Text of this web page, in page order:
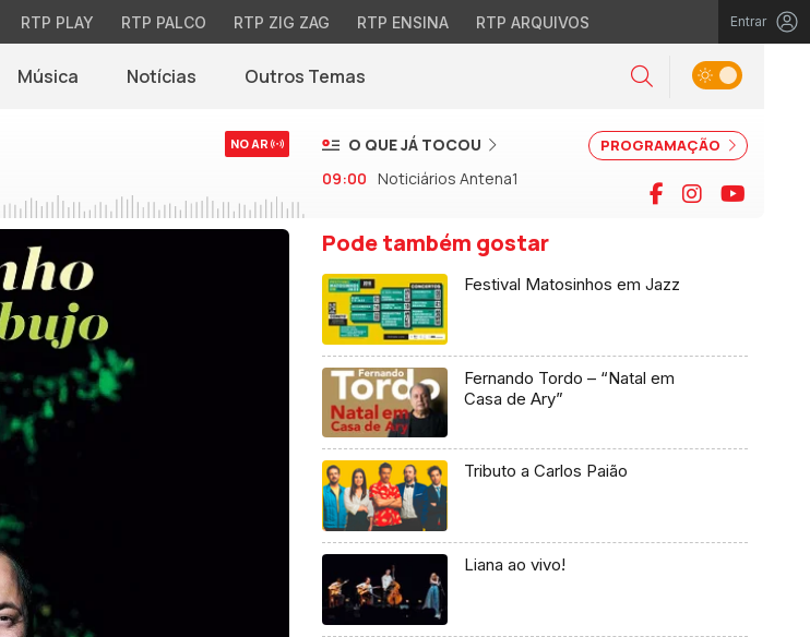
RTP PLAY RTP PALCO RTP ZIG ZAG RTP ENSINA RTP ARQUIVOS Entrar
Música Notícias(abre em nova janela)
Outros Temas Pesquisar
Alternar tema
NO AR PROGRAMAÇÃO
O QUE JÁ TOCOU
09:00 Noticiários Antena1 Facebook
Instagram
Pode também gostar
Festival Matosinhos em Jazz
Fernando Tordo – “Natal em
Casa de Ary”
Tributo a Carlos Paião
Liana ao vivo!